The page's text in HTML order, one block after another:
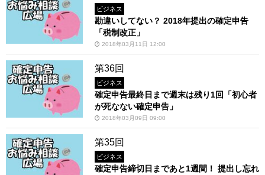
ビジネス
勘違いしてない？ 2018年提出の確定申告
「税制改正」
2018年03月11日 12:00
第36回
ビジネス
確定申告最終日まで週末は残り1回「初心者
が死なない確定申告」
2018年03月09日 09:00
第35回
ビジネス
確定申告締切日まであと1週間！ 提出し忘れ